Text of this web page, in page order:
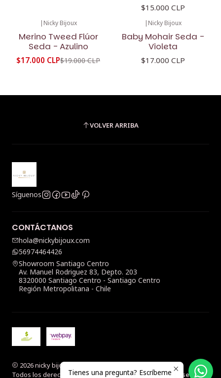
$15.000 CLP
| Nicky Bijoux
Merino Tweed Flúor
Seda - Azulino
$17.000 CLP$19.000 CLP
| Nicky Bijoux
Baby Mohair Seda -
Violeta
$17.000 CLP
VOLVER ARRIBA
Síguenos
CONTÁCTANOS
hola@nickybijoux.com
56974464426
Showroom Santiago Centro
Av. Manuel Rodriguez 83, Depto. 203
8320000 Santiago Centro - Santiago Centro
Región Metropolitana - Chile
2026 nicky bijoux.
Todos los derechos reservados.Desarrollado por Jumpseller.
Tienes una pregunta? Escríbeme